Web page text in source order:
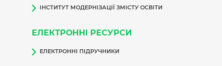
ІНСТИТУТ МОДЕРНІЗАЦІЇ ЗМІСТУ ОСВІТИ
ЕЛЕКТРОННІ РЕСУРСИ
ЕЛЕКТРОННІ ПІДРУЧНИКИ